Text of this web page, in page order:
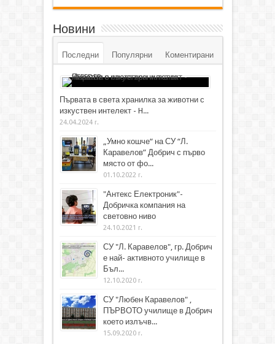
Новини
Последни Популярни Коментирани
Първата в света хранилка за животни с
изкуствен интелект - H...
24.04.2024 г.
„Умно кошче“ на СУ “Л.
Каравелов” Добрич с първо
място от фо...
01.10.2022 г.
"Антекс Електроник"-
Добричка компания на
световно ниво
24.10.2021 г.
СУ "Л. Каравелов", гр. Добрич
е най- активното училище в
Бъл...
12.10.2020 г.
СУ "Любен Каравелов" ,
ПЪРВОТО училище в Добрич
което излъчв...
15.09.2020 г.